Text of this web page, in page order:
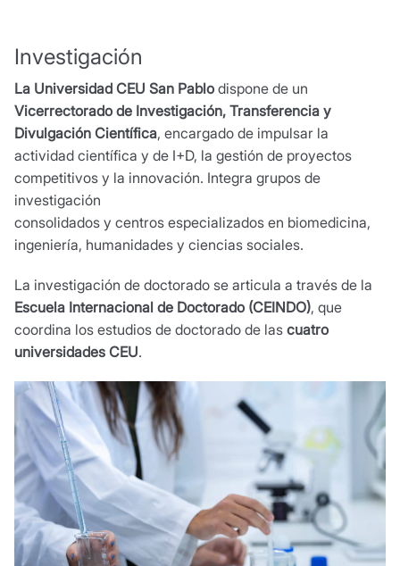
Investigación
La Universidad CEU San Pablo dispone de un
Vicerrectorado de Investigación, Transferencia y
Divulgación Científica, encargado de impulsar la
actividad científica y de I+D, la gestión de proyectos
competitivos y la innovación. Integra grupos de
investigación
consolidados y centros especializados en biomedicina,
ingeniería, humanidades y ciencias sociales.
La investigación de doctorado se articula a través de la
Escuela Internacional de Doctorado (CEINDO), que
coordina los estudios de doctorado de las cuatro
universidades CEU.